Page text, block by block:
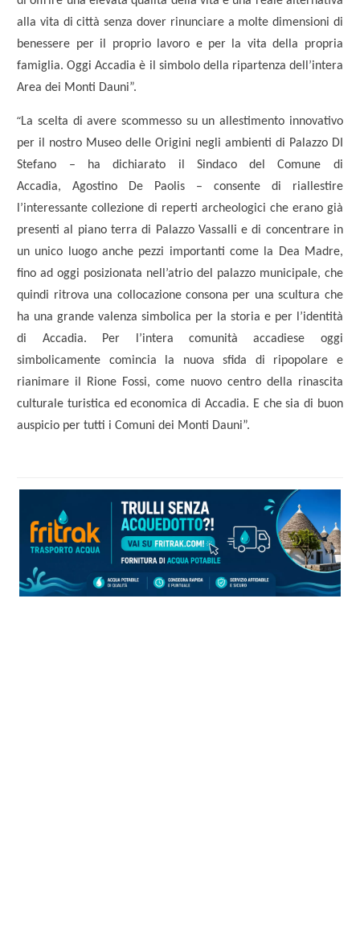
alla vita di città senza dover rinunciare a molte dimensioni di
benessere per il proprio lavoro e per la vita della propria
famiglia. Oggi Accadia è il simbolo della ripartenza dell’intera
Area dei Monti Dauni”.
“La scelta di avere scommesso su un allestimento innovativo
per il nostro Museo delle Origini negli ambienti di Palazzo DI
Stefano – ha dichiarato il Sindaco del Comune di
Accadia, Agostino De Paolis – consente di riallestire
l’interessante collezione di reperti archeologici che erano già
presenti al piano terra di Palazzo Vassalli e di concentrare in
un unico luogo anche pezzi importanti come la Dea Madre,
fino ad oggi posizionata nell’atrio del palazzo municipale, che
quindi ritrova una collocazione consona per una scultura che
ha una grande valenza simbolica per la storia e per l’identità
di Accadia. Per l’intera comunità accadiese oggi
simbolicamente comincia la nuova sfida di ripopolare e
rianimare il Rione Fossi, come nuovo centro della rinascita
culturale turistica ed economica di Accadia. E che sia di buon
auspicio per tutti i Comuni dei Monti Dauni”.